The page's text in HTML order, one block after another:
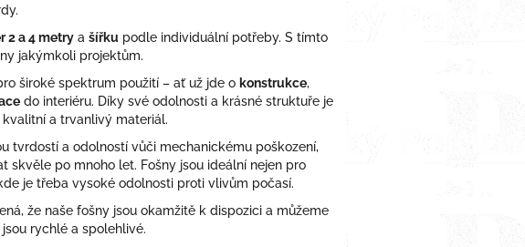
2 a 4 metry a šířku podle individuální potřeby. S tímto
jakýmkoli projektům.
široké spektrum použití – ať už jde o konstrukce,
do interiéru. Díky své odolnosti a krásné struktuře je
a trvanlivý materiál.
tvrdostí a odolností vůči mechanickému poškození,
skvěle po mnoho let. Fošny jsou ideální nejen pro
je třeba vysoké odolnosti proti vlivům počasí.
že naše fošny jsou okamžitě k dispozici a můžeme
rychlé a spolehlivé.